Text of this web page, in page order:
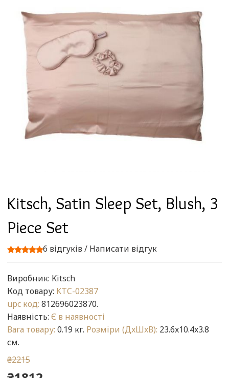
Kitsch, Satin Sleep Set, Blush, 3
Piece Set
6 відгуків/ Написати відгук
Виробник: Kitsch
Код товару: KTC-02387
upc код: 812696023870.
Наявність: Є в наявності
Вага товару: 0.19 кг. Розміри (ДxШxВ): 23.6x10.4x3.8
см.
₴2215